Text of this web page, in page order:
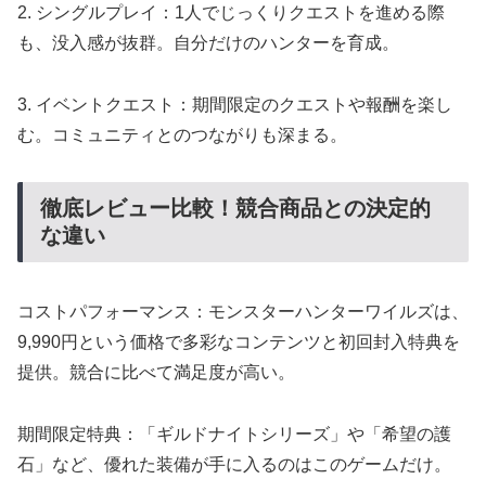
2. シングルプレイ：1人でじっくりクエストを進める際
も、没入感が抜群。自分だけのハンターを育成。
3. イベントクエスト：期間限定のクエストや報酬を楽し
む。コミュニティとのつながりも深まる。
徹底レビュー比較！競合商品との決定的
な違い
コストパフォーマンス：モンスターハンターワイルズは、
9,990円という価格で多彩なコンテンツと初回封入特典を
提供。競合に比べて満足度が高い。
期間限定特典：「ギルドナイトシリーズ」や「希望の護
石」など、優れた装備が手に入るのはこのゲームだけ。